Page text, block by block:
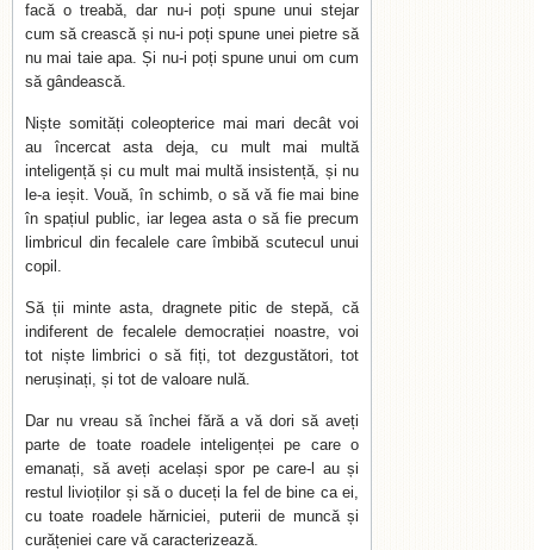
facă o treabă, dar nu-i poți spune unui stejar
cum să crească și nu-i poți spune unei pietre să
nu mai taie apa. Și nu-i poți spune unui om cum
să gândească.
Niște somități coleopterice mai mari decât voi
au încercat asta deja, cu mult mai multă
inteligență și cu mult mai multă insistență, și nu
le-a ieșit. Vouă, în schimb, o să vă fie mai bine
în spațiul public, iar legea asta o să fie precum
limbricul din fecalele care îmbibă scutecul unui
copil.
Să ții minte asta, dragnete pitic de stepă, că
indiferent de fecalele democrației noastre, voi
tot niște limbrici o să fiți, tot dezgustători, tot
nerușinați, și tot de valoare nulă.
Dar nu vreau să închei fără a vă dori să aveți
parte de toate roadele inteligenței pe care o
emanați, să aveți același spor pe care-l au și
restul livioților și să o duceți la fel de bine ca ei,
cu toate roadele hărniciei, puterii de muncă și
curățeniei care vă caracterizează.